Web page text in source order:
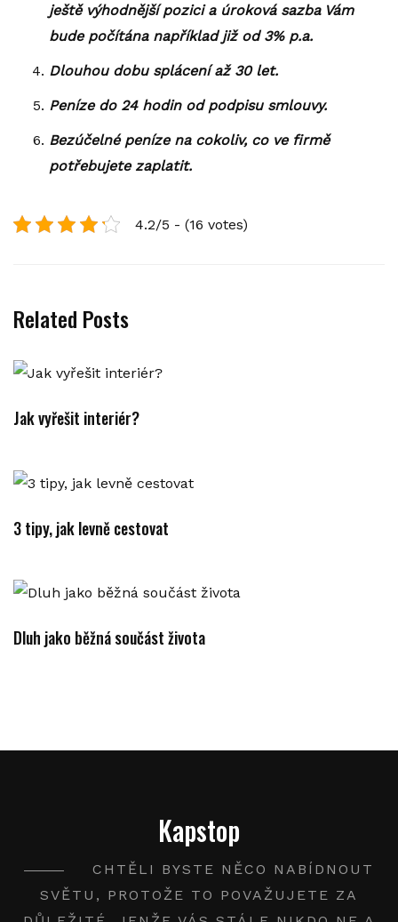
ještě výhodnější pozici a úroková sazba Vám
bude počítána například již od 3% p.a.
Dlouhou dobu splácení až 30 let.
Peníze do 24 hodin od podpisu smlouvy.
Bezúčelné peníze na cokoliv, co ve firmě
potřebujete zaplatit.
4.2/5 - (16 votes)
Related Posts
Jak vyřešit interiér?
3 tipy, jak levně cestovat
Dluh jako běžná součást života
Kapstop
CHTĚLI BYSTE NĚCO NABÍDNOUT
SVĚTU, PROTOŽE TO POVAŽUJETE ZA